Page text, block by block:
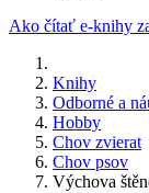
Ako čítať e-knihy
Knihy
Odborné a
Hobby
Chov zvierat
Chov psov
Výchova